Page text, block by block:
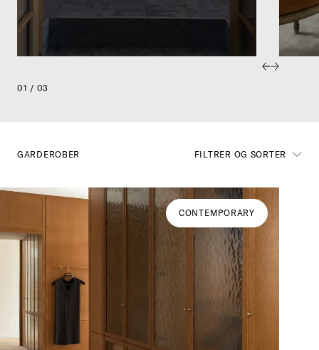
01 / 03
GARDEROBER FILTRER OG SORTER
CONTEMPORARY